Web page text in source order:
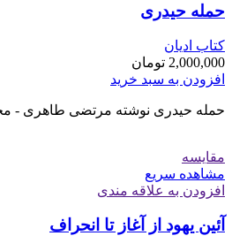
حمله حیدری
کتاب ادیان
2,000,000 تومان
افزودن به سبد خرید
حمله حیدری نوشته مرتضی طاهری -
مقایسه
مشاهده سریع
افزودن به علاقه مندی
آئین یهود از آغاز تا انحراف